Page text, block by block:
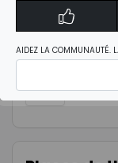
réduction
le parc
AIDEZ LA COMMUNAUTÉ.